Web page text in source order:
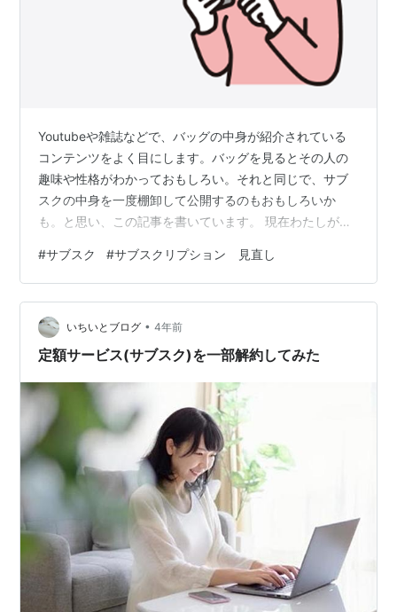
Youtubeや雑誌などで、バッグの中身が紹介されている
コンテンツをよく目にします。バッグを見るとその人の
趣味や性格がわかっておもしろい。それと同じで、サブ
スクの中身を一度棚卸して公開するのもおもしろいか
も。と思い、この記事を書いています。 現在わたしが契
額を計算してみると、20,299円でした。 エアークローゼ
ット 10,780円／月 勝間和代さんのオンラインサロン
5,029円／月 Audible 1,500円／月 YouTubeプレミアム
1,180円／月 Kindleアンリミテッド 980円／月 はてなブ
ログpro（年間8,434円）…
#サブスク #サブスクリプション 見直し
いちいとブログ • 4年前
定額サービス(サブスク)を一部解約してみた